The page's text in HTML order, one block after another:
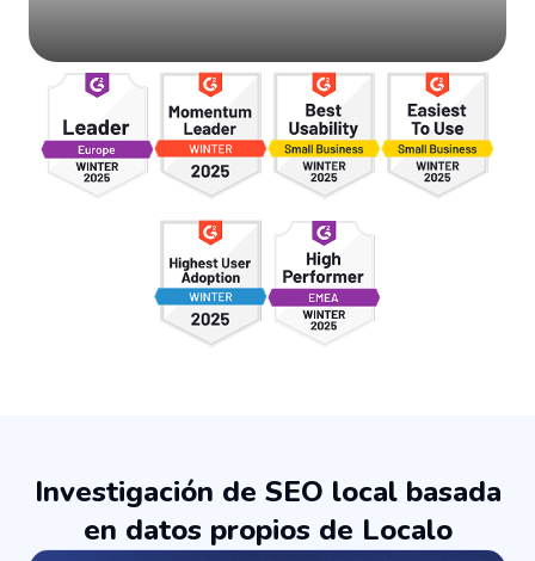
Investigación de SEO local basada
en datos propios de Localo